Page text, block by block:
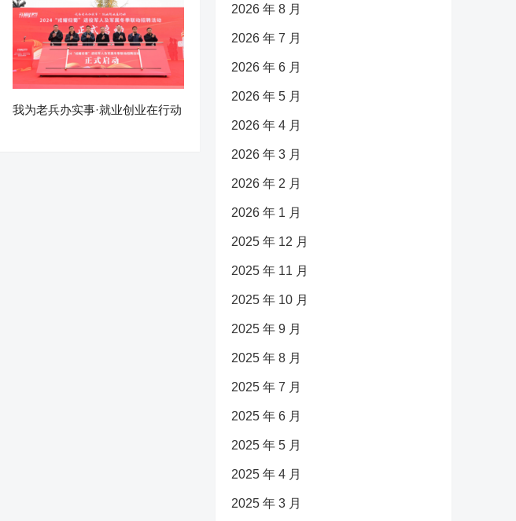
我为老兵办实事·就业创业在行动
2026 年 8 月
2026 年 7 月
2026 年 6 月
2026 年 5 月
2026 年 4 月
2026 年 3 月
2026 年 2 月
2026 年 1 月
2025 年 12 月
2025 年 11 月
2025 年 10 月
2025 年 9 月
2025 年 8 月
2025 年 7 月
2025 年 6 月
2025 年 5 月
2025 年 4 月
2025 年 3 月